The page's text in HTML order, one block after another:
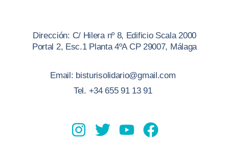
Dirección: C/ Hilera nº 8, Edificio Scala 2000
Portal 2, Esc.1 Planta 4ºA CP 29007, Málaga
Email: bisturisolidario@gmail.com
Tel. +34 655 91 13 91